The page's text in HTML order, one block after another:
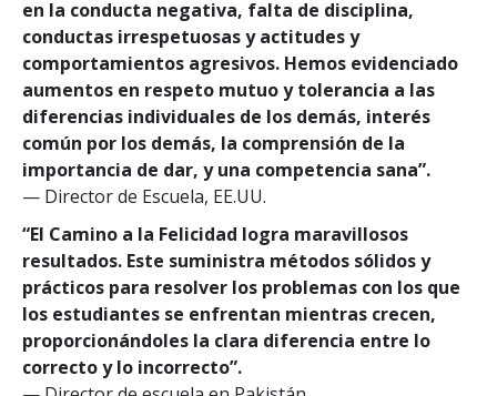
en la conducta negativa, falta de disciplina,
conductas irrespetuosas y actitudes y
comportamientos agresivos. Hemos evidenciado
aumentos en respeto mutuo y tolerancia a las
diferencias individuales de los demás, interés
común por los demás, la comprensión de la
importancia de dar, y una competencia sana”.
— Director de Escuela, EE.UU.
“El Camino a la Felicidad logra maravillosos
resultados. Este suministra métodos sólidos y
prácticos para resolver los problemas con los que
los estudiantes se enfrentan mientras crecen,
proporcionándoles la clara diferencia entre lo
correcto y lo incorrecto”.